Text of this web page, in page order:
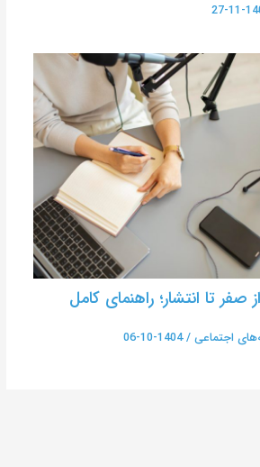
تا انتشار؛ راهنمای کامل
اجتماعی/
1404-10-06